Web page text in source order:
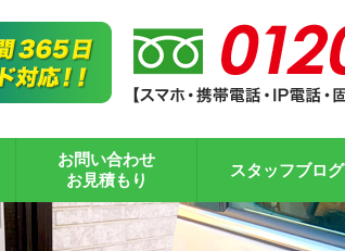
お問い合わせ
お見積もり
スタッフブログ